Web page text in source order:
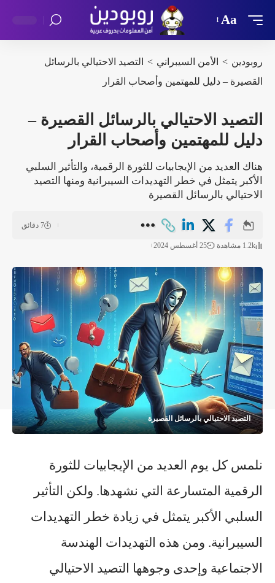
Aa
روبودين > الأمن السيبراني >
التصيد الاحتيالي بالرسائل
القصيرة – دليل للمهتمين وأصحاب القرار
التصيد الاحتيالي بالرسائل القصيرة –
دليل للمهتمين وأصحاب القرار
هناك العديد من الإيجابيات للثورة الرقمية، والتأثير السلبي
الأكبر يتمثل في خطر التهديدات السيبرانية ومنها التصيد
الاحتيالي بالرسائل القصيرة
1.2k مشاهدة 25 أغسطس 2024
7 دقائق
التصيد الاحتيالي بالرسائل القصيرة
نلمس كل يوم العديد من الإيجابيات للثورة
الرقمية المتسارعة التي نشهدها. ولكن التأثير
السلبي الأكبر يتمثل في زيادة خطر التهديدات
السيبرانية. ومن هذه التهديدات الهندسة
الاجتماعية وإحدى وجوهها التصيد الاحتيالي